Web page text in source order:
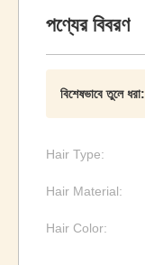
পণ্যের বিবরণ
বিশেষভাবে তুলে ধরা:
Hair Type:
Hair Material:
Hair Color: